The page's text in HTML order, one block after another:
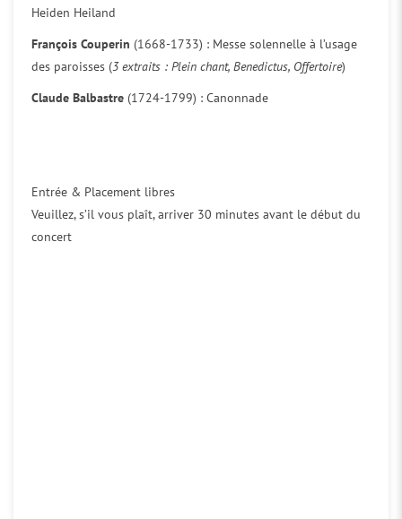
Heiden Heiland
François Couperin (1668-1733) : Messe solennelle à l’usage
des paroisses (3 extraits : Plein chant, Benedictus, Offertoire)
Claude Balbastre (1724-1799) : Canonnade
Entrée & Placement libres
Veuillez, s’il vous plaît, arriver 30 minutes avant le début du
concert